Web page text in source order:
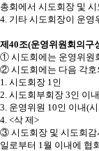
총회에서 시도회장 및
4. 기타 시도회장이 운영
제 40조(운영위원회의구
① 시도회에는 운영위원
② 시도회에는 다음 각
1. 시도회장 1인
2. 시도회부회장 3인 이내
3. 운영위원 10인 이내(
4. <삭 제>
③ 시도회장 및 시도회
일로부터 1월 이내에 협